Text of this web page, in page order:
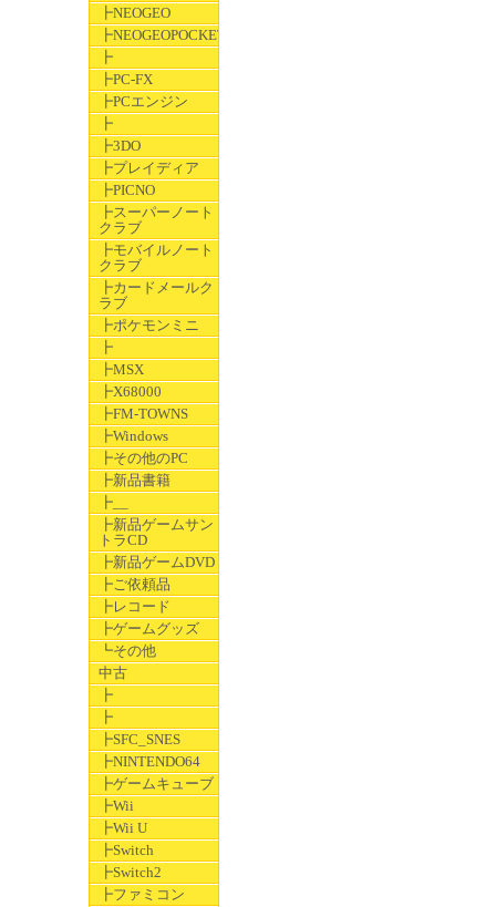
┣NEOGEO
┣NEOGEOPOCKET
┣
┣PC-FX
┣PCエンジン
┣
┣3DO
┣プレイディア
┣PICNO
┣スーパーノート
クラブ
┣モバイルノート
クラブ
┣カードメールク
ラブ
┣ポケモンミニ
┣
┣MSX
┣X68000
┣FM-TOWNS
┣Windows
┣その他のPC
┣新品書籍
┣__
┣新品ゲームサン
トラCD
┣新品ゲームDVD
┣ご依頼品
┣レコード
┣ゲームグッズ
┗その他
中古
┣
┣
┣SFC_SNES
┣NINTENDO64
┣ゲームキューブ
┣Wii
┣Wii U
┣Switch
┣Switch2
┣ファミコン